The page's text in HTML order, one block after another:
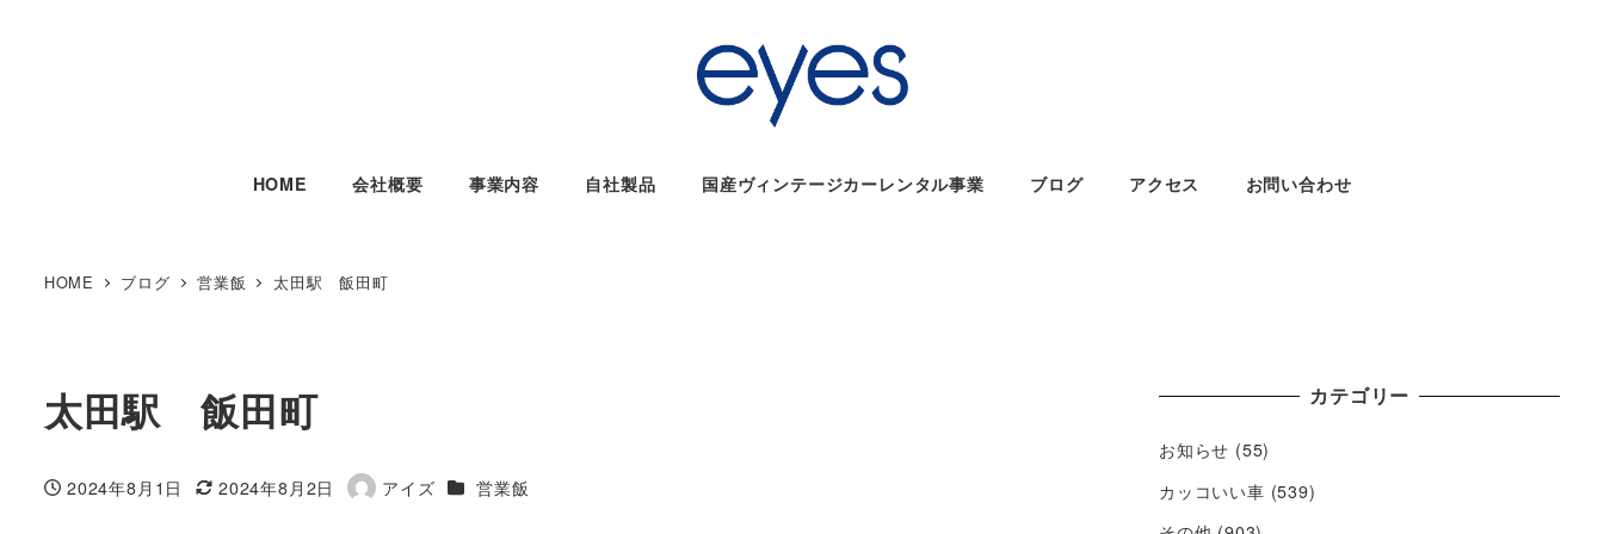
HOME 会社概要 事業内容 自社製品 国産ヴィンテージカーレンタル事業 ブログ アクセス お問い合わせ
HOME ブログ 営業飯 太田駅 飯田町
太田駅 飯田町
投稿日
2024年8月1日
更新日
2024年8月2日
著
アイズ カテゴリー
営業飯
カテゴリー
お知らせ (55)
カッコいい車 (539)